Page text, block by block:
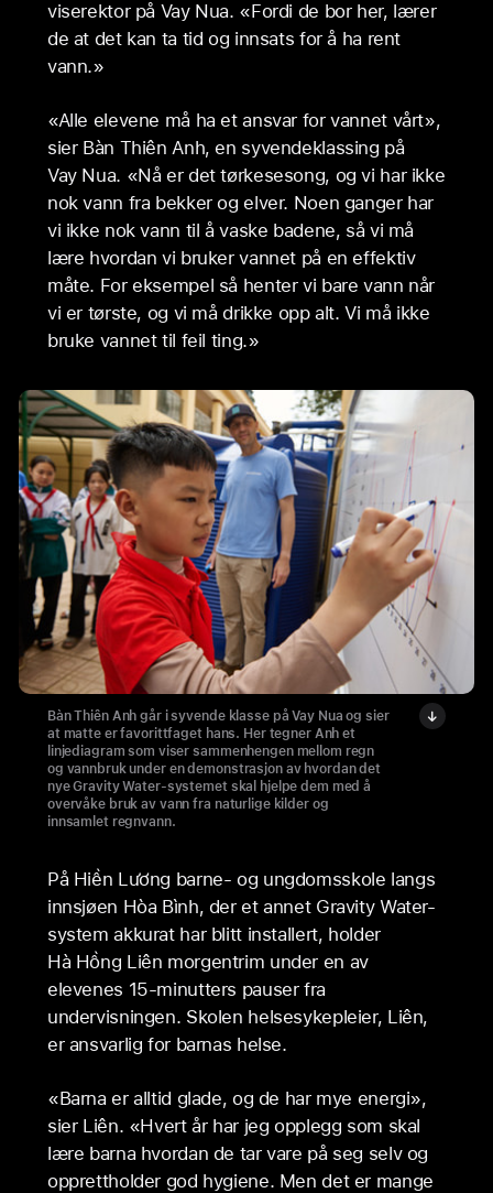
viserektor på Vay Nua. «Fordi de bor her, lærer
de at det kan ta tid og innsats for å ha rent
vann.»
«Alle elevene må ha et ansvar for vannet vårt»,
sier Bàn Thiên Anh, en syvendeklassing på
Vay Nua. «Nå er det tørkesesong, og vi har ikke
nok vann fra bekker og elver. Noen ganger har
vi ikke nok vann til å vaske badene, så vi må
lære hvordan vi bruker vannet på en effektiv
måte. For eksempel så henter vi bare vann når
vi er tørste, og vi må drikke opp alt. Vi må ikke
bruke vannet til feil ting.»
Bàn Thiên Anh går i syvende klasse på Vay Nua og sier
at matte er favorittfaget hans. Her tegner Anh et
linjediagram som viser sammenhengen mellom regn
og vannbruk under en demonstrasjon av hvordan det
nye Gravity Water-systemet skal hjelpe dem med å
overvåke bruk av vann fra naturlige kilder og
innsamlet regnvann.
På Hiền Lương barne- og ungdomsskole langs
innsjøen Hòa Bình, der et annet Gravity Water-
system akkurat har blitt installert, holder
Hà Hồng Liên morgentrim under en av
elevenes 15-minutters pauser fra
undervisningen. Skolen helsesykepleier, Liên,
er ansvarlig for barnas helse.
«Barna er alltid glade, og de har mye energi»,
sier Liên. «Hvert år har jeg opplegg som skal
lære barna hvordan de tar vare på seg selv og
opprettholder god hygiene. Men det er mange